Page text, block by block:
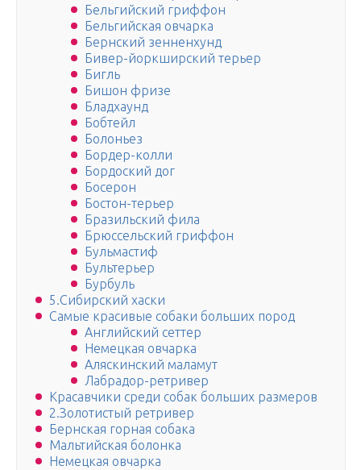
Бельгийский гриффон
Бельгийская овчарка
Бернский зенненхунд
Бивер-йоркширский терьер
Бигль
Бишон фризе
Бладхаунд
Бобтейл
Болоньез
Бордер-колли
Бордоский дог
Босерон
Бостон-терьер
Бразильский фила
Брюссельский гриффон
Бульмастиф
Бультерьер
Бурбуль
5.Сибирский хаски
Самые красивые собаки больших пород
Английский сеттер
Немецкая овчарка
Аляскинский маламут
Лабрадор-ретривер
Красавчики среди собак больших размеров
2.Золотистый ретривер
Бернская горная собака
Мальтийская болонка
Немецкая овчарка